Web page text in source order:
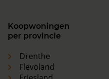
Koopwoningen
per provincie
Drenthe
Flevoland